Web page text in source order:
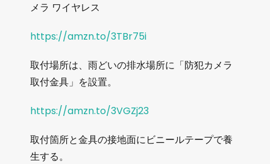
メラ ワイヤレス
https://amzn.to/3TBr75i
取付場所は、雨どいの排水場所に「防犯カメラ
取付金具」を設置。
https://amzn.to/3VGZj23
取付箇所と金具の接地面にビニールテープで養
生する。